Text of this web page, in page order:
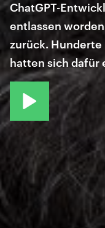
ChatGPT-
entlassen
zurück.
hatten sich dafür